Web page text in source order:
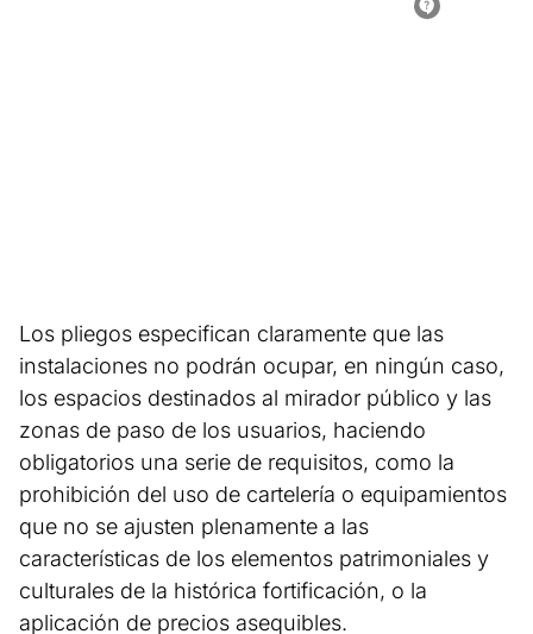
Los pliegos especifican claramente que las
instalaciones no podrán ocupar, en ningún caso,
los espacios destinados al mirador público y las
zonas de paso de los usuarios, haciendo
obligatorios una serie de requisitos, como la
prohibición del uso de cartelería o equipamientos
que no se ajusten plenamente a las
características de los elementos patrimoniales y
culturales de la histórica fortificación, o la
aplicación de precios asequibles.